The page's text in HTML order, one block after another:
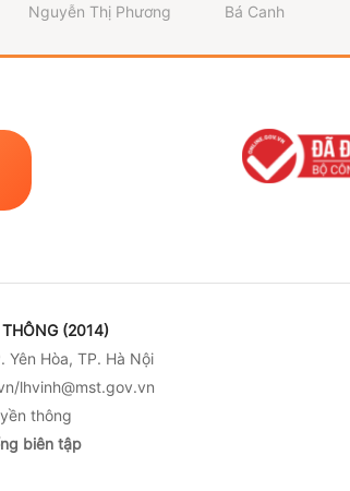
Nguyễn Thị Phương Bá Canh
THÔNG (2014)
Yên Hòa, TP. Hà Nội
lhvinh@mst.gov.vn
thông
biên tập